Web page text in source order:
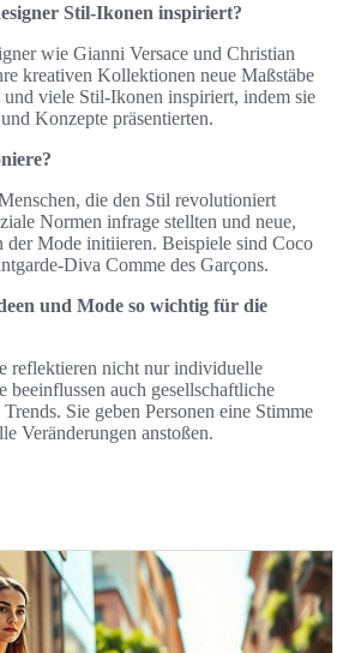
Stil-Ikonen inspiriert?
wie Gianni Versace und Christian
kreativen Kollektionen neue Maßstäbe
und viele Stil-Ikonen inspiriert, indem sie
Konzepte präsentierten.
die den Stil revolutioniert
Normen infrage stellten und neue,
der Mode initiieren. Beispiele sind Coco
Diva Comme des Garçons.
und Mode so wichtig für die
reflektieren nicht nur individuelle
beeinflussen auch gesellschaftliche
Sie geben Personen eine Stimme
Veränderungen anstoßen.